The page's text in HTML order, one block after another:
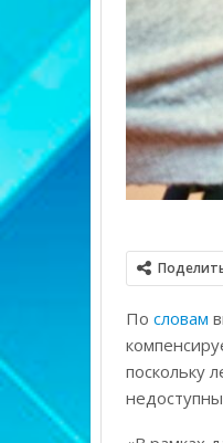
По словам
поскольку